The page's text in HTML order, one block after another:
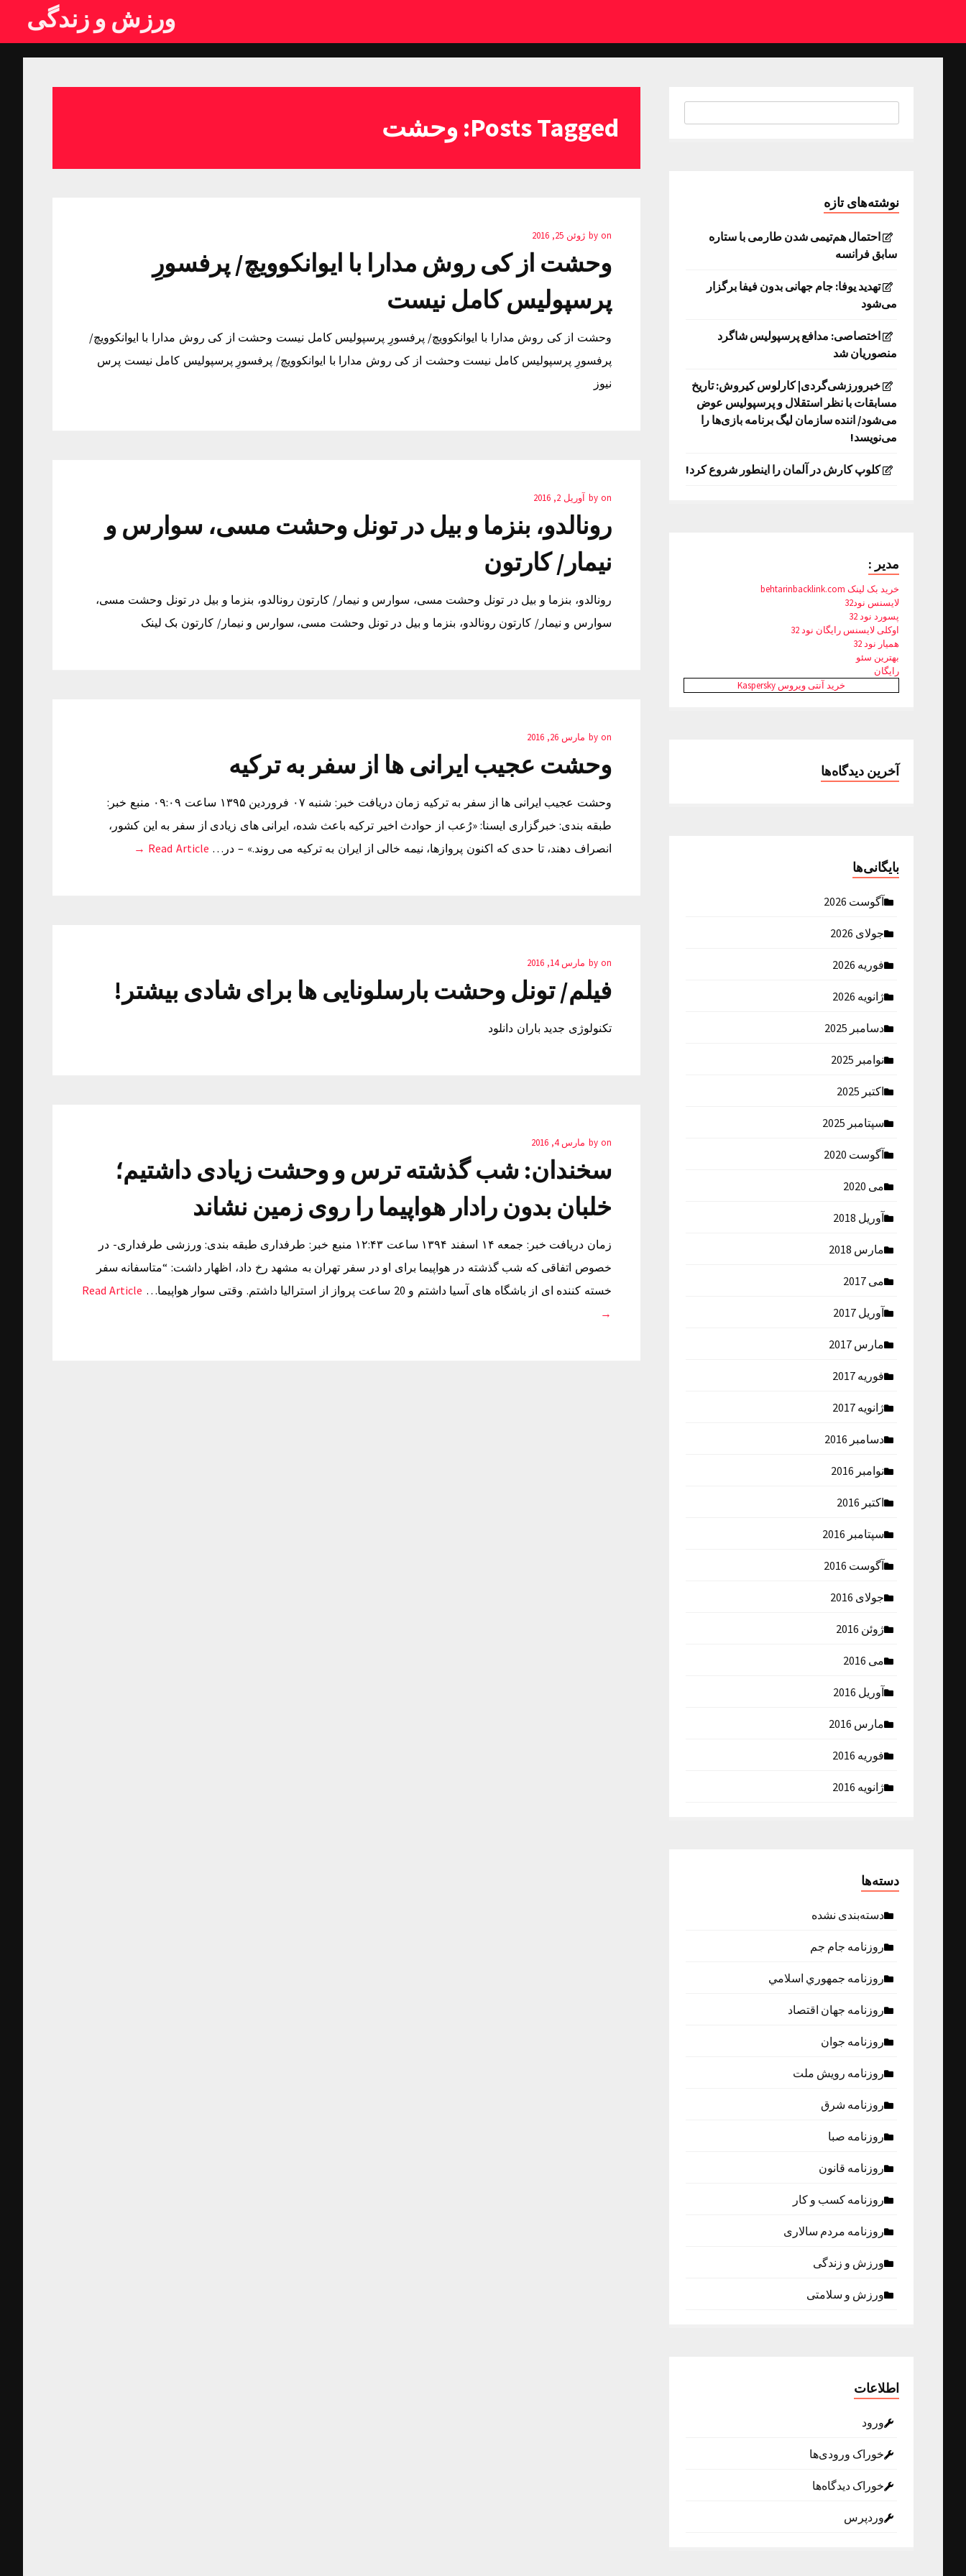
ورزش و زندگی
Posts Tagged: وحشت
by on ژوئن 25, 2016
وحشت از کی روش مدارا با ایوانکوویچ/ پرفسورِ
پرسپولیس کامل نیست
وحشت از کی روش مدارا با ایوانکوویچ/ پرفسورِ پرسپولیس کامل نیست وحشت از کی روش مدارا با ایوانکوویچ/
پرفسورِ پرسپولیس کامل نیست وحشت از کی روش مدارا با ایوانکوویچ/ پرفسورِ پرسپولیس کامل نیست پرس
نیوز
by on آوریل 2, 2016
رونالدو، بنزما و بیل در تونل وحشت مسی، سوارس و
نیمار/ کارتون
رونالدو، بنزما و بیل در تونل وحشت مسی، سوارس و نیمار/ کارتون رونالدو، بنزما و بیل در تونل وحشت مسی،
سوارس و نیمار/ کارتون رونالدو، بنزما و بیل در تونل وحشت مسی، سوارس و نیمار/ کارتون بک لینک
by on مارس 26, 2016
وحشت عجیب ایرانی ها از سفر به ترکیه
وحشت عجیب ایرانی ها از سفر به ترکیه زمان دریافت خبر: شنبه ۰۷ فروردین ۱۳۹۵ ساعت ۰۹:۰۹ منبع خبر:
طبقه بندی: خبرگزاری ایسنا: «رُعب از حوادث اخیر ترکیه باعث شده، ایرانی های زیادی از سفر به این کشور،
انصراف دهند، تا حدی که اکنون پروازها، نیمه خالی از ایران به ترکیه می روند.» – در… Read Article →
by on مارس 14, 2016
فیلم/ تونل وحشت بارسلونایی ها برای شادی بیشتر!
تکنولوژی جدید باران دانلود
by on مارس 4, 2016
سخندان: شب گذشته ترس و وحشت زیادی داشتیم؛
خلبان بدون رادار هواپیما را روی زمین نشاند
زمان دریافت خبر: جمعه ۱۴ اسفند ۱۳۹۴ ساعت ۱۲:۴۳ منبع خبر: طرفداری طبقه بندی: ورزشی طرفداری- در
خصوص اتفاقی که شب گذشته در هواپیما برای او در سفر تهران به مشهد رخ داد، اظهار داشت: “متاسفانه سفر
خسته کننده ای از باشگاه های آسیا داشتم و 20 ساعت پرواز از استرالیا داشتم. وقتی سوار هواپیما…
Read Article
→
نوشته‌های تازه
احتمال هم‌تیمی شدن طارمی با ستاره
سابق فرانسه
تهدید یوفا: جام جهانی بدون فیفا برگزار
می‌شود
اختصاصی: مدافع پرسپولیس شاگرد
منصوریان شد
خبرورزشی‌گردی| کارلوس کیروش: تاریخ
مسابقات با نظر استقلال و پرسپولیس عوض
می‌شود/ اننده سازمان لیگ برنامه بازی‌ها را
می‌نویسد!
کلوپ کارش در آلمان را اینطور شروع کرد!
مدیر :
خرید بک لینک behtarinbacklink.com
لایسنس نود32
پسورد نود 32
اوکلی لایسنس رایگان نود 32
همیار نود 32
بهترین سئو
رایگان
خرید آنتی ویروس Kaspersky
آخرین دیدگاه‌ها
بایگانی‌ها
آگوست 2026
جولای 2026
فوریه 2026
ژانویه 2026
دسامبر 2025
نوامبر 2025
اکتبر 2025
سپتامبر 2025
آگوست 2020
می 2020
آوریل 2018
مارس 2018
می 2017
آوریل 2017
مارس 2017
فوریه 2017
ژانویه 2017
دسامبر 2016
نوامبر 2016
اکتبر 2016
سپتامبر 2016
آگوست 2016
جولای 2016
ژوئن 2016
می 2016
آوریل 2016
مارس 2016
فوریه 2016
ژانویه 2016
دسته‌ها
دسته‌بندی نشده
روزنامه جام جم
روزنامه جمهوري اسلامي
روزنامه جهان اقتصاد
روزنامه جوان
روزنامه رویش ملت
روزنامه شرق
روزنامه صبا
روزنامه قانون
روزنامه كسب و كار
روزنامه مردم سالاری
ورزش و زندگی
ورزش و سلامتی
اطلاعات
ورود
خوراک ورودی‌ها
خوراک دیدگاه‌ها
وردپرس